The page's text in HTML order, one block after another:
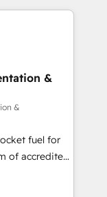
scale, and
Pipedrive,
for
across Sales
Hub and
and ISO
standard •
built on
(𝘸𝘦'𝘳𝘦
&
&
fuel for